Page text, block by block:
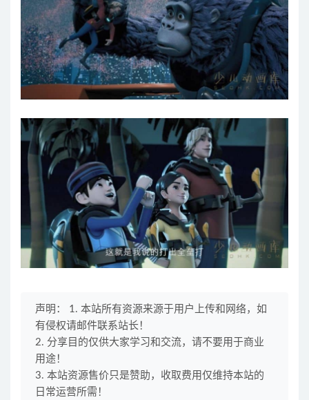
声明： 1. 本站所有资源来源于用户上传和网络，如
有侵权请邮件联系站长！
2. 分享目的仅供大家学习和交流，请不要用于商业
用途！
3. 本站资源售价只是赞助，收取费用仅维持本站的
日常运营所需！